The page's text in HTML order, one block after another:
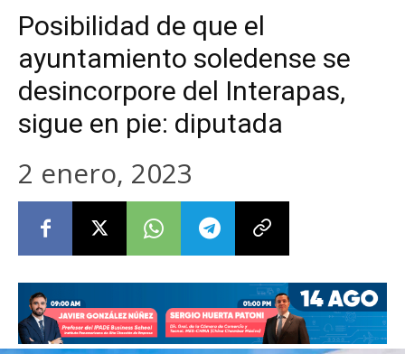
Posibilidad de que el
ayuntamiento soledense se
desincorpore del Interapas,
sigue en pie: diputada
2 enero, 2023